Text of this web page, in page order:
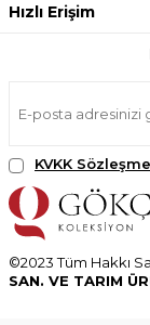
Hızlı Erişim
KVKK
©2023 Tüm Hakkı
SAN. VE TARIM